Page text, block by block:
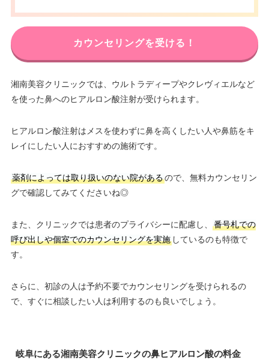
カウンセリングを受ける！
湘南美容クリニックでは、ウルトラディープやクレヴィエルなど
を使った鼻へのヒアルロン酸注射が受けられます。
ヒアルロン酸注射はメスを使わずに鼻を高くしたい人や鼻筋をキ
レイにしたい人におすすめの施術です。
薬剤によっては取り扱いのない院があるので、無料カウンセリン
グで確認してみてくださいね◎
また、クリニックでは患者のプライバシーに配慮し、
番号札での
呼び出しや個室でのカウンセリングを実施しているのも特徴で
す。
さらに、初診の人は予約不要でカウンセリングを受けられるの
で、すぐに相談したい人は利用するのも良いでしょう。
岐阜にある湘南美容クリニックの鼻ヒアルロン酸の料金